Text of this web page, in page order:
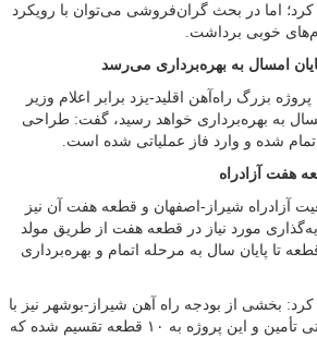
اما در بحث گران‌فروشی می‌توان با رویکرد
خوبی برداشت.
امسال به بهره‌برداری می‌رسد
پروژه بزرگ راه‌آهن اقلید-یزد برابر اعلام وزیر
به بهره‌برداری خواهد رسید، گفت: طراحی
تمام شده و وارد فاز عملیاتی شده است.
هفت آزادراه
شیراز-اصفهان و قطعه هفت آن نیز
مورد نیاز در قطعه هفت از طریق مولد
تا پایان سال به مرحله اتمام و بهره‌برداری
بخشی از بودجه راه آهن شیراز-بوشهر نیز با
فروش نخستین محموله نفتی تأمین و این پروژه به ۱۰ قطعه تقسیم شده که